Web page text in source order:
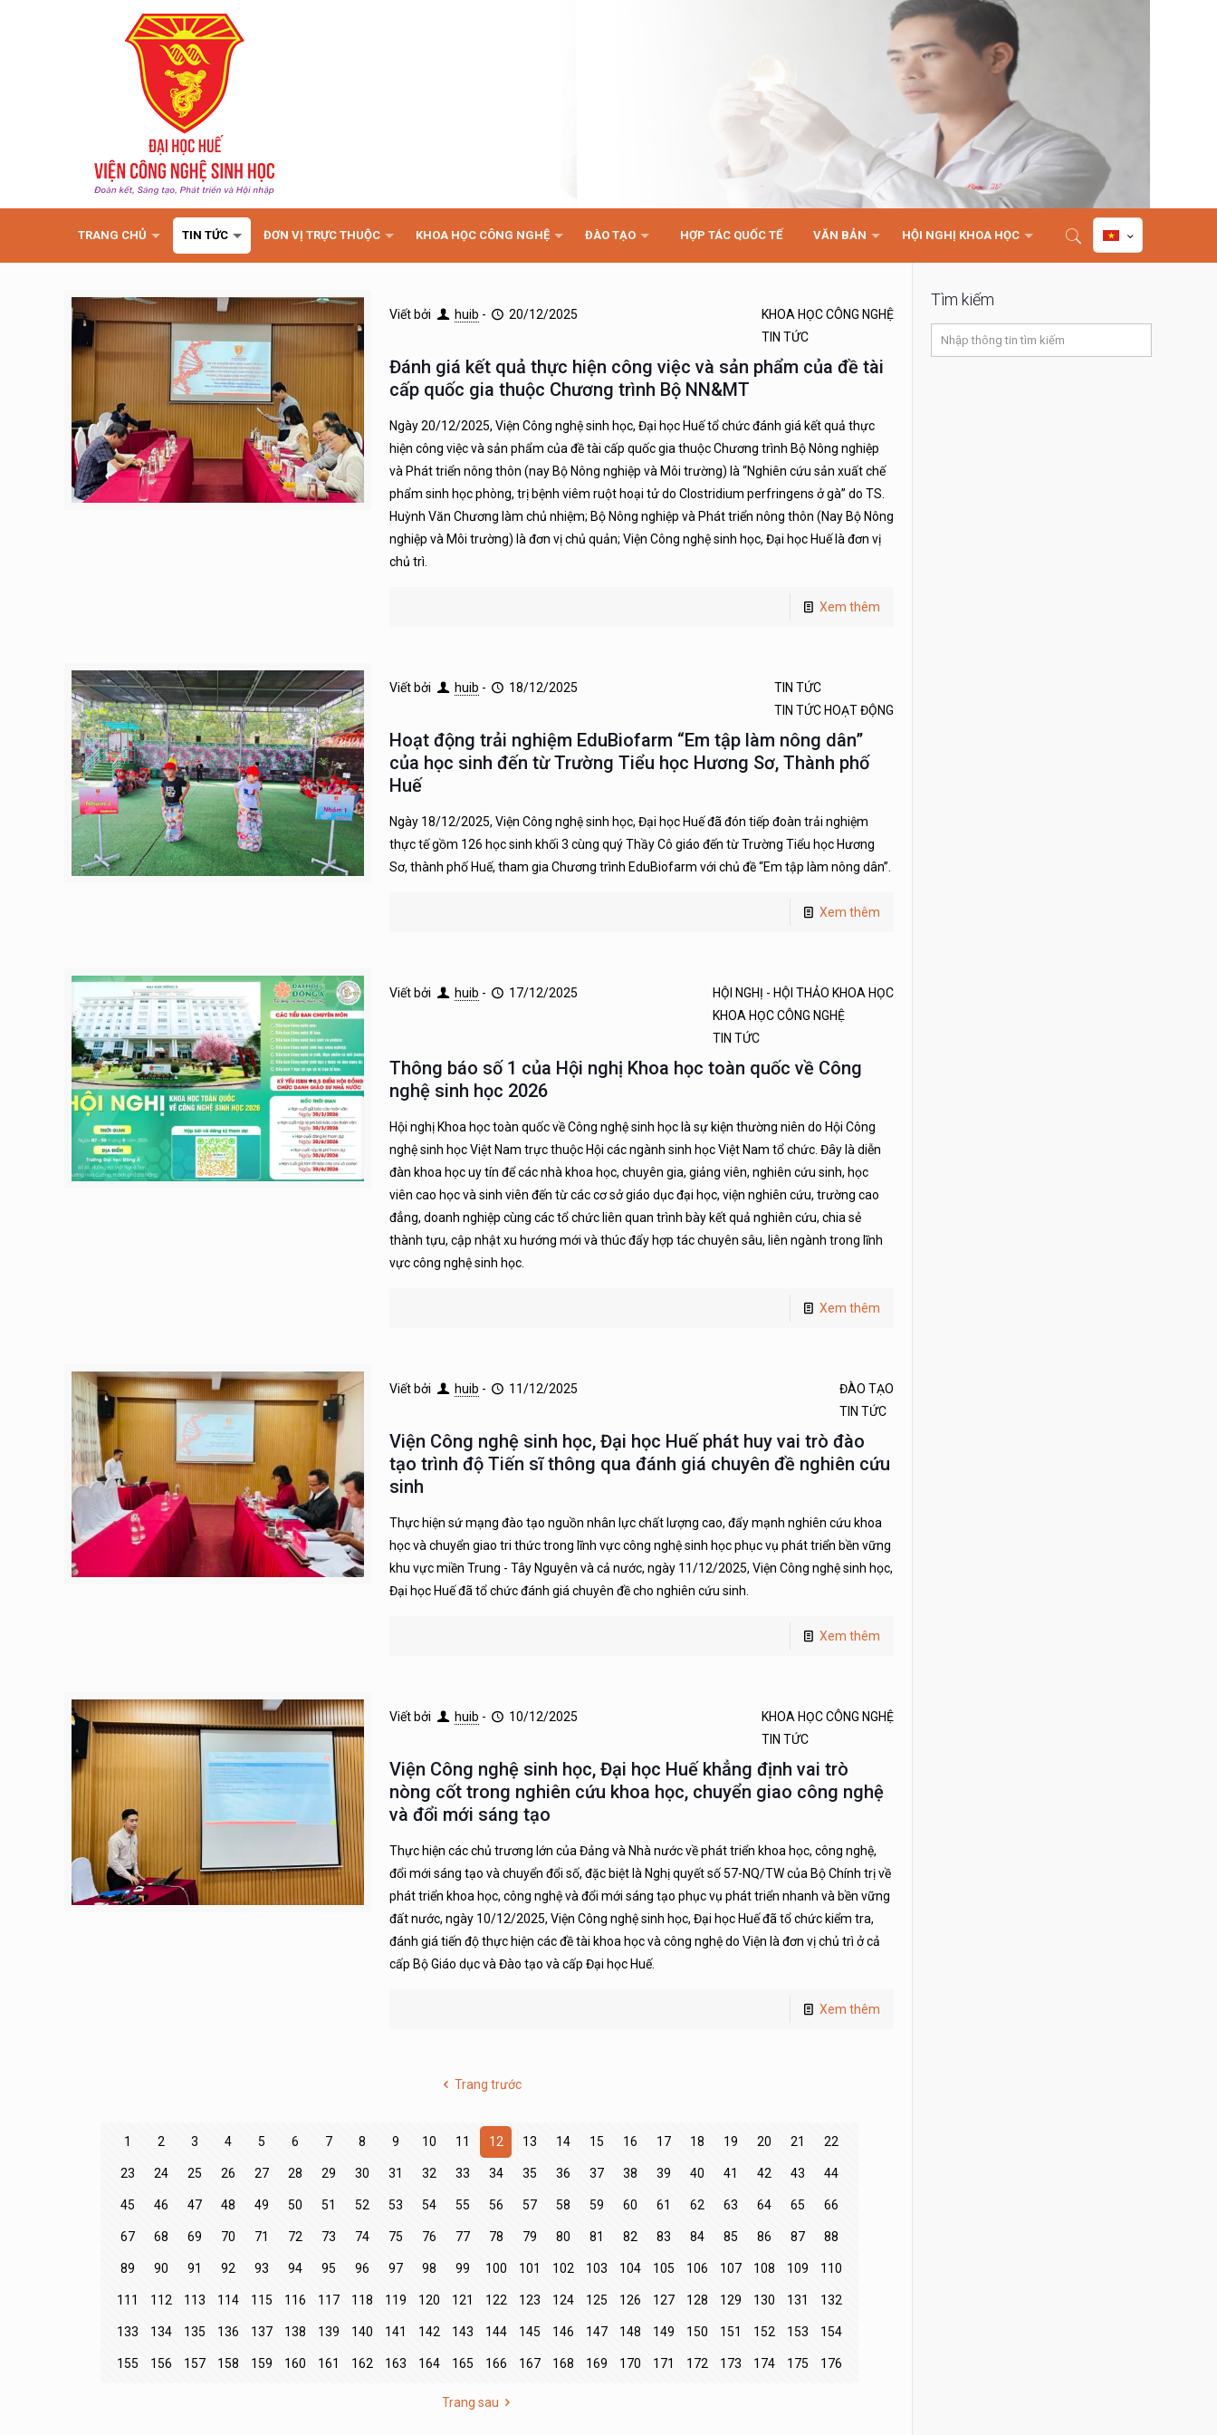
TRANG CHỦ TIN TỨC ĐƠN VỊ TRỰC THUỘC KHOA HỌC CÔNG NGHỆ ĐÀO TẠO HỢP TÁC QUỐC TẾ VĂN BẢN HỘI NGHỊ KHOA HỌC
Viết bởi huib - 20/12/2025
KHOA HỌC CÔNG NGHỆ
TIN TỨC
Đánh giá kết quả thực hiện công việc và sản phẩm của đề tài
cấp quốc gia thuộc Chương trình Bộ NN&MT
Ngày 20/12/2025, Viện Công nghệ sinh học, Đại học Huế tổ chức đánh giá kết quả thực
hiện công việc và sản phẩm của đề tài cấp quốc gia thuộc Chương trình Bộ Nông nghiệp
và Phát triển nông thôn (nay Bộ Nông nghiệp và Môi trường) là “Nghiên cứu sản xuất chế
phẩm sinh học phòng, trị bệnh viêm ruột hoại tử do Clostridium perfringens ở gà” do TS.
Huỳnh Văn Chương làm chủ nhiệm; Bộ Nông nghiệp và Phát triển nông thôn (Nay Bộ Nông
nghiệp và Môi trường) là đơn vị chủ quản; Viện Công nghệ sinh học, Đại học Huế là đơn vị
chủ trì.
Xem thêm
Viết bởi huib - 18/12/2025
TIN TỨC
TIN TỨC HOẠT ĐỘNG
Hoạt động trải nghiệm EduBiofarm “Em tập làm nông dân”
của học sinh đến từ Trường Tiểu học Hương Sơ, Thành phố
Huế
Ngày 18/12/2025, Viện Công nghệ sinh học, Đại học Huế đã đón tiếp đoàn trải nghiệm
thực tế gồm 126 học sinh khối 3 cùng quý Thầy Cô giáo đến từ Trường Tiểu học Hương
Sơ, thành phố Huế, tham gia Chương trình EduBiofarm với chủ đề “Em tập làm nông dân”.
Xem thêm
Viết bởi huib - 17/12/2025
HỘI NGHỊ - HỘI THẢO KHOA HỌC
KHOA HỌC CÔNG NGHỆ
TIN TỨC
Thông báo số 1 của Hội nghị Khoa học toàn quốc về Công
nghệ sinh học 2026
Hội nghị Khoa học toàn quốc về Công nghệ sinh học là sự kiện thường niên do Hội Công
nghệ sinh học Việt Nam trực thuộc Hội các ngành sinh học Việt Nam tổ chức. Đây là diễn
đàn khoa học uy tín để các nhà khoa học, chuyên gia, giảng viên, nghiên cứu sinh, học
viên cao học và sinh viên đến từ các cơ sở giáo dục đại học, viện nghiên cứu, trường cao
đẳng, doanh nghiệp cùng các tổ chức liên quan trình bày kết quả nghiên cứu, chia sẻ
thành tựu, cập nhật xu hướng mới và thúc đẩy hợp tác chuyên sâu, liên ngành trong lĩnh
vực công nghệ sinh học.
Xem thêm
Viết bởi huib - 11/12/2025
ĐÀO TẠO
TIN TỨC
Viện Công nghệ sinh học, Đại học Huế phát huy vai trò đào
tạo trình độ Tiến sĩ thông qua đánh giá chuyên đề nghiên cứu
sinh
Thực hiện sứ mạng đào tạo nguồn nhân lực chất lượng cao, đẩy mạnh nghiên cứu khoa
học và chuyển giao tri thức trong lĩnh vực công nghệ sinh học phục vụ phát triển bền vững
khu vực miền Trung - Tây Nguyên và cả nước, ngày 11/12/2025, Viện Công nghệ sinh học,
Đại học Huế đã tổ chức đánh giá chuyên đề cho nghiên cứu sinh.
Xem thêm
Viết bởi huib - 10/12/2025
KHOA HỌC CÔNG NGHỆ
TIN TỨC
Viện Công nghệ sinh học, Đại học Huế khẳng định vai trò
nòng cốt trong nghiên cứu khoa học, chuyển giao công nghệ
và đổi mới sáng tạo
Thực hiện các chủ trương lớn của Đảng và Nhà nước về phát triển khoa học, công nghệ,
đổi mới sáng tạo và chuyển đổi số, đặc biệt là Nghị quyết số 57-NQ/TW của Bộ Chính trị về
phát triển khoa học, công nghệ và đổi mới sáng tạo phục vụ phát triển nhanh và bền vững
đất nước, ngày 10/12/2025, Viện Công nghệ sinh học, Đại học Huế đã tổ chức kiểm tra,
đánh giá tiến độ thực hiện các đề tài khoa học và công nghệ do Viện là đơn vị chủ trì ở cả
cấp Bộ Giáo dục và Đào tạo và cấp Đại học Huế.
Xem thêm
Trang trước
1 2 3 4 5 6 7 8 9 10 11 12 13 14 15 16 17 18 19 20 21 22
23 24 25 26 27 28 29 30 31 32 33 34 35 36 37 38 39 40 41 42 43 44
45 46 47 48 49 50 51 52 53 54 55 56 57 58 59 60 61 62 63 64 65 66
67 68 69 70 71 72 73 74 75 76 77 78 79 80 81 82 83 84 85 86 87 88
89 90 91 92 93 94 95 96 97 98 99 100 101 102 103 104 105 106 107 108 109 110
111 112 113 114 115 116 117 118 119 120 121 122 123 124 125 126 127 128 129 130 131 132
133 134 135 136 137 138 139 140 141 142 143 144 145 146 147 148 149 150 151 152 153 154
155 156 157 158 159 160 161 162 163 164 165 166 167 168 169 170 171 172 173 174 175 176
Trang sau
Tìm kiếm